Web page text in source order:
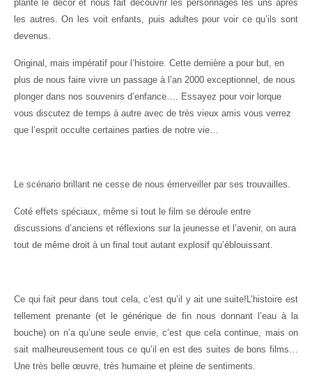
plante le décor et nous fait découvrir les personnages les uns après
les autres. On les voit enfants, puis adultes pour voir ce qu’ils sont
devenus.
Original, mais impératif pour l’histoire. Cette dernière a pour but, en
plus de nous faire vivre un passage à l’an 2000 exceptionnel, de nous
plonger dans nos souvenirs d’enfance…. Essayez pour voir lorque
vous discutez de temps à autre avec de très vieux amis vous verrez
que l’esprit occulte certaines parties de notre vie…
Le scénario brillant ne cesse de nous émerveiller par ses trouvailles.
Coté effets spéciaux, même si tout le film se déroule entre
discussions d’anciens et réflexions sur la jeunesse et l’avenir, on aura
tout de même droit à un final tout autant explosif qu’éblouissant.
Ce qui fait peur dans tout cela, c’est qu’il y ait une suite!L’histoire est
tellement prenante (et le générique de fin nous donnant l’eau à la
bouche) on n’a qu’une seule envie, c’est que cela continue, mais on
sait malheureusement tous ce qu’il en est des suites de bons films…
Une très belle œuvre, très humaine et pleine de sentiments.